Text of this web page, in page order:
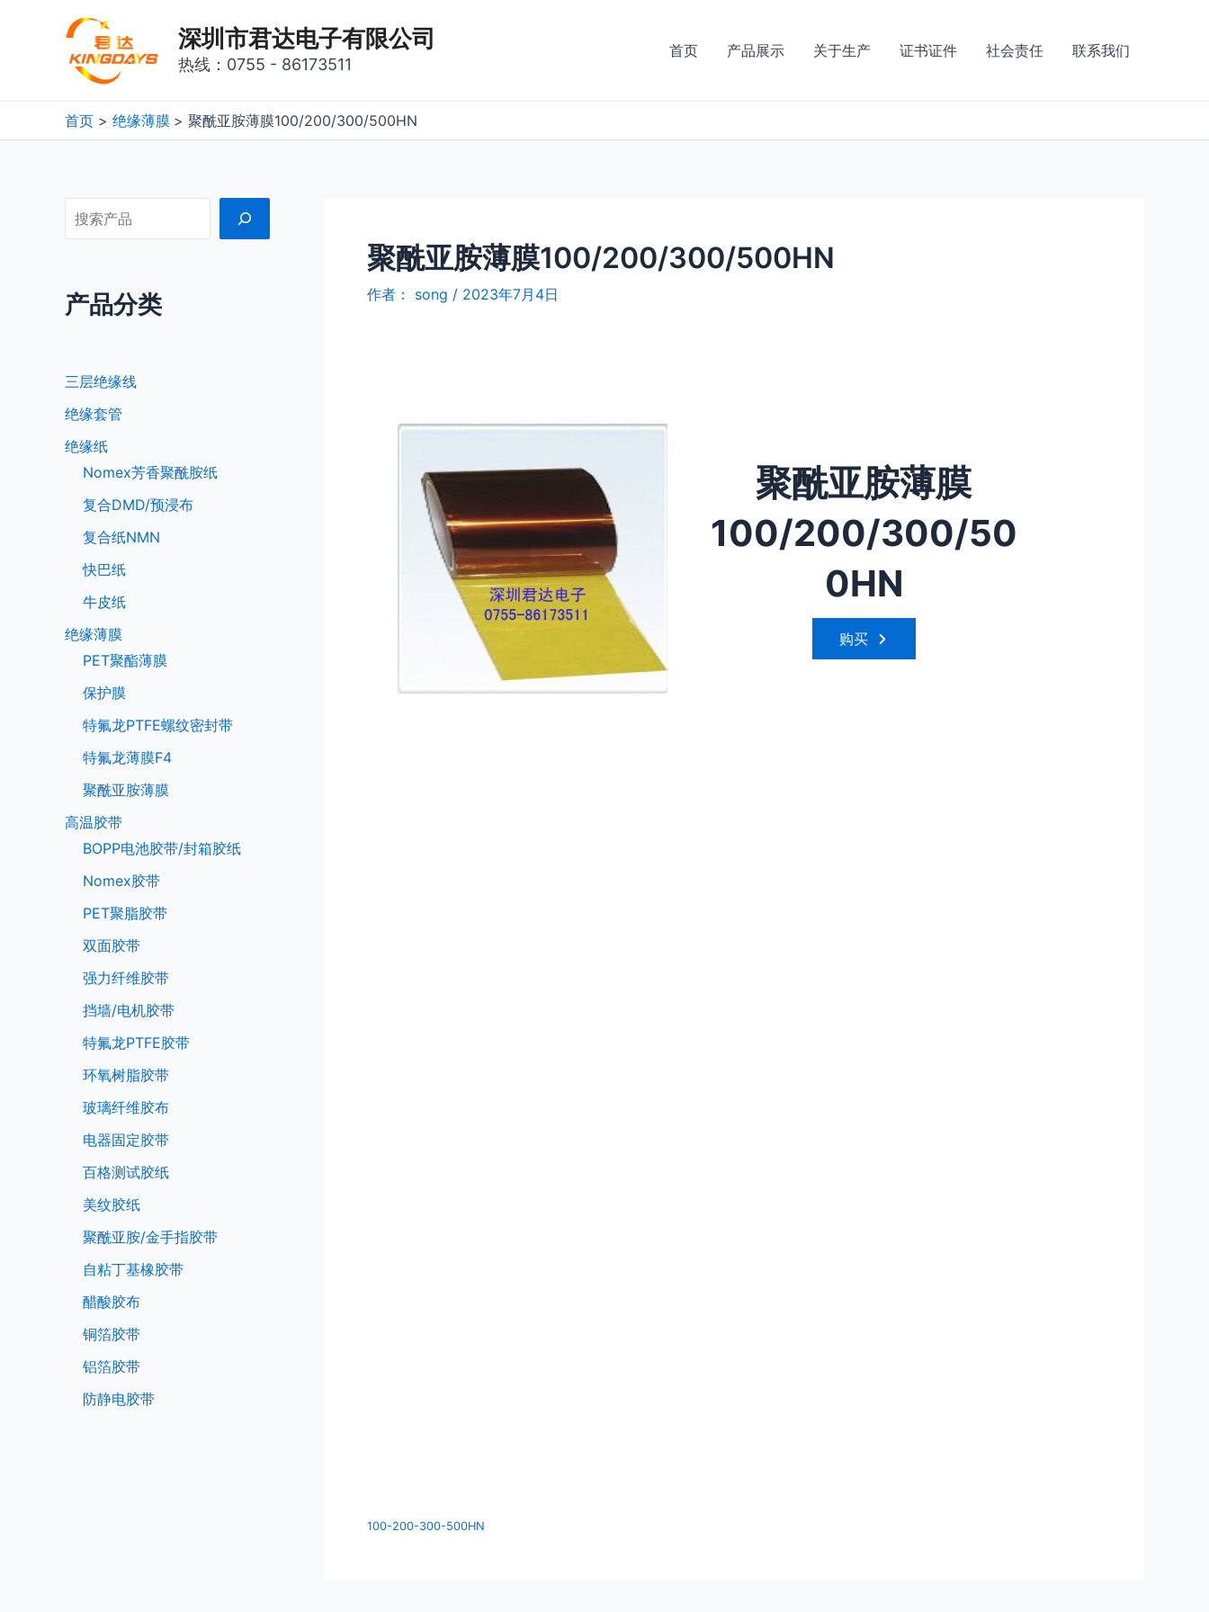
深圳市君达电子有限公司
热线：0755 - 86173511
首页 产品展示 关于生产 证书证件 社会责任 联系我们
首页 绝缘薄膜 聚酰亚胺薄膜100/200/300/500HN
产品分类
三层绝缘线
绝缘套管
绝缘纸
Nomex芳香聚酰胺纸
复合DMD/预浸布
复合纸NMN
快巴纸
牛皮纸
绝缘薄膜
PET聚酯薄膜
保护膜
特氟龙PTFE螺纹密封带
特氟龙薄膜F4
聚酰亚胺薄膜
高温胶带
BOPP电池胶带/封箱胶纸
Nomex胶带
PET聚脂胶带
双面胶带
强力纤维胶带
挡墙/电机胶带
特氟龙PTFE胶带
环氧树脂胶带
玻璃纤维胶布
电器固定胶带
百格测试胶纸
美纹胶纸
聚酰亚胺/金手指胶带
自粘丁基橡胶带
醋酸胶布
铜箔胶带
铝箔胶带
防静电胶带
聚酰亚胺薄膜100/200/300/500HN
作者： song / 2023年7月4日
聚酰亚胺薄膜
100/200/300/50
0HN
购买
100-200-300-500HN